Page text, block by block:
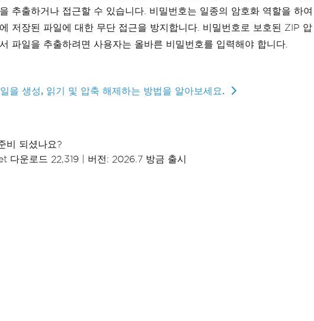
추출하거나 접근할 수 있습니다. 비밀번호는 일종의 암호화 역할을 하여
저장된 파일에 대한 무단 접근을 방지합니다. 비밀번호로 보호된 ZIP 압
파일을 추출하려면 사용자는 올바른 비밀번호를 입력해야 합니다.
을 생성, 읽기 및 압축 해제하는 방법을 알아보세요.
비 되셨나요?
다운로드 22,319
버전: 2026.7 방금 출시